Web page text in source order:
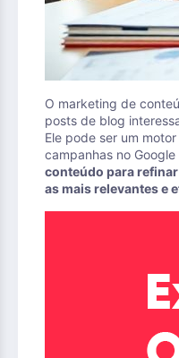
O marketing de
posts de blog
Ele pode ser um
campanhas no Google
conteúdo para
as mais relevantes e